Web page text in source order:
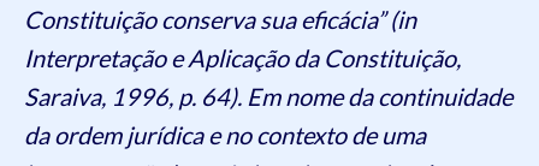
Constituição conserva sua eficácia” (in
Interpretação e Aplicação da Constituição,
Saraiva, 1996, p. 64). Em nome da continuidade
da ordem jurídica e no contexto de uma